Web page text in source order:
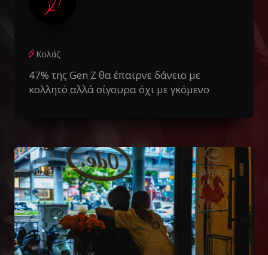
Κολάζ
47% της Gen Z θα έπαιρνε δάνειο με
κολλητό αλλά σίγουρα όχι με γκόμενο